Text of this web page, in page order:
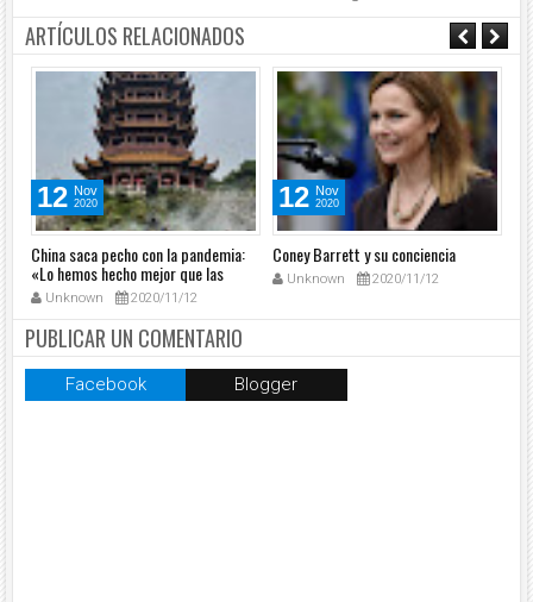
ARTÍCULOS RELACIONADOS
12 Nov
2020
China saca pecho con la pandemia:
«Lo hemos hecho mejor que las
democracias»
Unknown 2020/11/12
12 Nov
2020
Coney Barrett y su conciencia
Unknown 2020/11/12
PUBLICAR UN COMENTARIO
Facebook Blogger